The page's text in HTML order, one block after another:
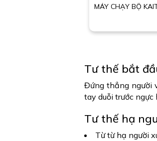
MÁY CHẠY BỘ
Tư thế bắt
Đứng thẳng người
tay duỗi trước
Tư thế hạ
Từ từ hạ người